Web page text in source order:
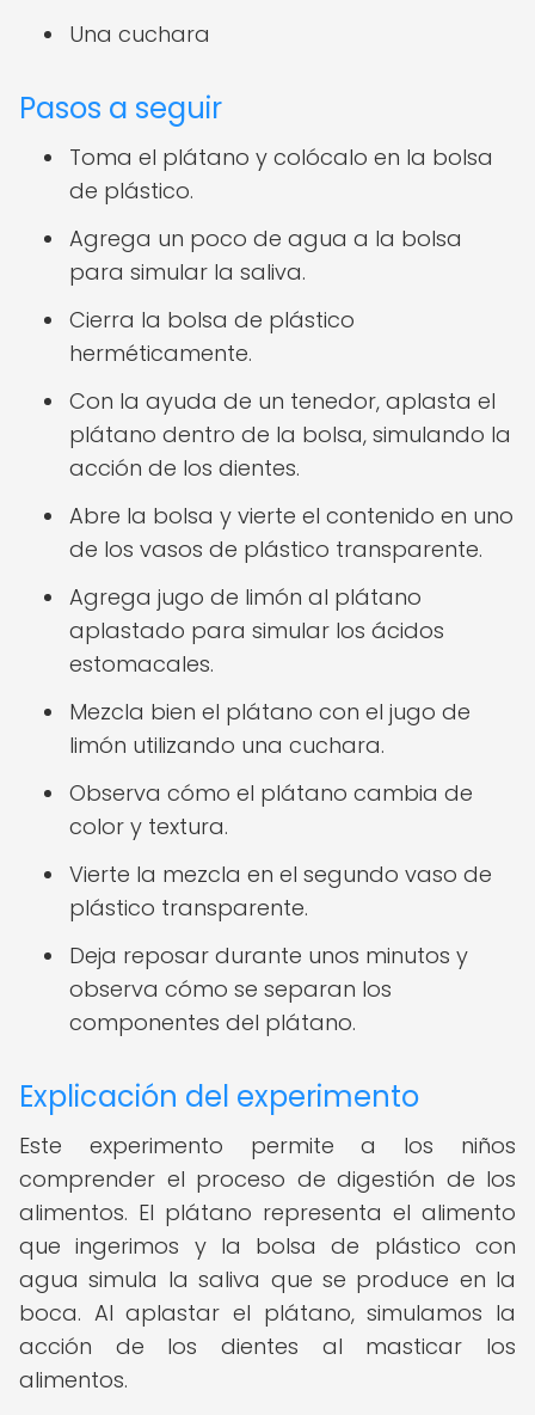
Una cuchara
Pasos a seguir
Toma el plátano y colócalo en la bolsa
de plástico.
Agrega un poco de agua a la bolsa
para simular la saliva.
Cierra la bolsa de plástico
herméticamente.
Con la ayuda de un tenedor, aplasta el
plátano dentro de la bolsa, simulando la
acción de los dientes.
Abre la bolsa y vierte el contenido en uno
de los vasos de plástico transparente.
Agrega jugo de limón al plátano
aplastado para simular los ácidos
estomacales.
Mezcla bien el plátano con el jugo de
limón utilizando una cuchara.
Observa cómo el plátano cambia de
color y textura.
Vierte la mezcla en el segundo vaso de
plástico transparente.
Deja reposar durante unos minutos y
observa cómo se separan los
componentes del plátano.
Explicación del experimento
Este experimento permite a los niños
comprender el proceso de digestión de los
alimentos. El plátano representa el alimento
que ingerimos y la bolsa de plástico con
agua simula la saliva que se produce en la
boca. Al aplastar el plátano, simulamos la
acción de los dientes al masticar los
alimentos.